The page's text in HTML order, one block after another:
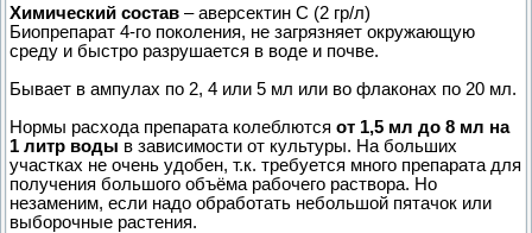
Химический состав – аверсектин С (2 гр/л)
Биопрепарат 4-го поколения, не загрязняет окружающую
среду и быстро разрушается в воде и почве.
Бывает в ампулах по 2, 4 или 5 мл или во флаконах по 20 мл.
Нормы расхода препарата колеблются от 1,5 мл до 8 мл на
1 литр воды в зависимости от культуры. На больших
участках не очень удобен, т.к. требуется много препарата для
получения большого объёма рабочего раствора. Но
незаменим, если надо обработать небольшой пятачок или
выборочные растения.